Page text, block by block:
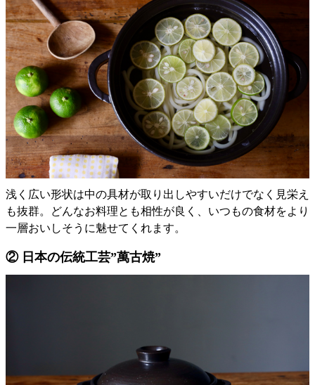
浅く広い形状は中の具材が取り出しやすいだけでなく見栄え
も抜群。どんなお料理とも相性が良く、いつもの食材をより
一層おいしそうに魅せてくれます。
② 日本の伝統工芸”萬古焼”